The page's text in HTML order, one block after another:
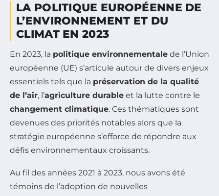
LA POLITIQUE EUROPÉENNE DE
L’ENVIRONNEMENT ET DU
CLIMAT EN 2023
En 2023, la politique environnementale de l’Union
européenne (UE) s’articule autour de divers enjeux
essentiels tels que la préservation de la qualité
de l’air, l’agriculture durable et la lutte contre le
changement climatique. Ces thématiques sont
devenues des priorités notables alors que la
stratégie européenne s’efforce de répondre aux
défis environnementaux croissants.
Au fil des années 2021 à 2023, nous avons été
témoins de l’adoption de nouvelles